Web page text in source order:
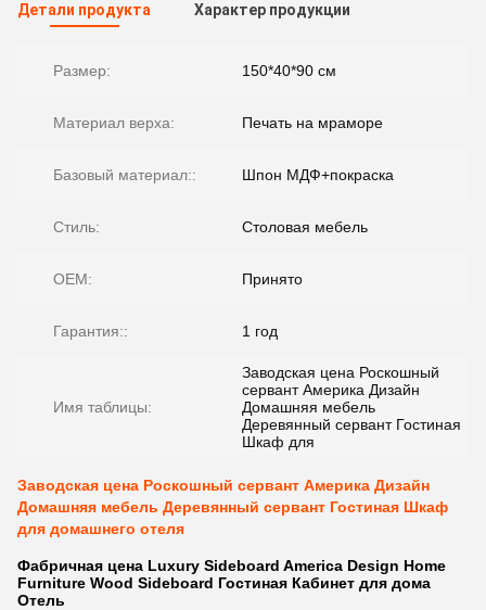
Детали продукта Характер продукции
Размер: 150*40*90 см
Материал верха: Печать на мраморе
Базовый материал:: Шпон МДФ+покраска
Стиль: Столовая мебель
OEM: Принято
Гарантия:: 1 год
Имя таблицы:
Заводская цена Роскошный
сервант Америка Дизайн
Домашняя мебель
Деревянный сервант Гостиная
Шкаф для
Заводская цена Роскошный сервант Америка Дизайн
Домашняя мебель Деревянный сервант Гостиная Шкаф
для домашнего отеля
Фабричная цена Luxury Sideboard America Design Home
Furniture Wood Sideboard Гостиная Кабинет для дома
Отель